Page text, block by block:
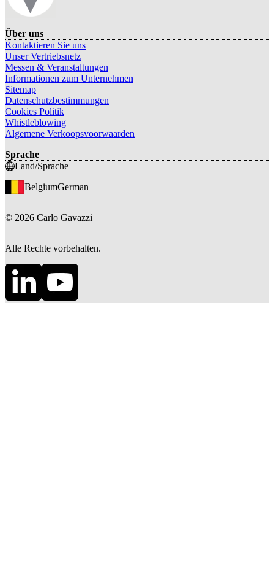
Über uns
Kontaktieren Sie uns
Unser Vertriebsnetz
Messen & Veranstaltungen
Informationen zum Unternehmen
Sitemap
Datenschutzbestimmungen
Cookies Politik
Whistleblowing
Algemene Verkoopsvoorwaarden
Sprache
Land/Sprache
BelgiumGerman
© 2026 Carlo Gavazzi
Alle Rechte vorbehalten.